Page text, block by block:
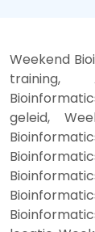
Weekend
training,
geleid,